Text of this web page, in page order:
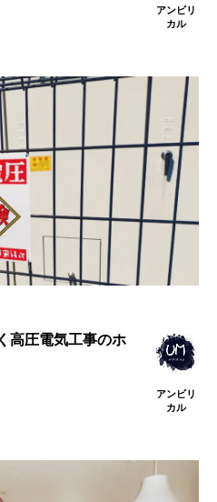
アンビリ
カル
高圧電気工事のホ
アンビリ
カル